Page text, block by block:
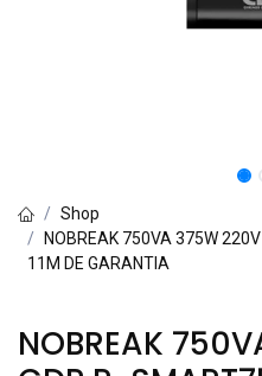
Shop
NOBREAK 750VA 375W
11M DE GARANTIA
NOBREAK